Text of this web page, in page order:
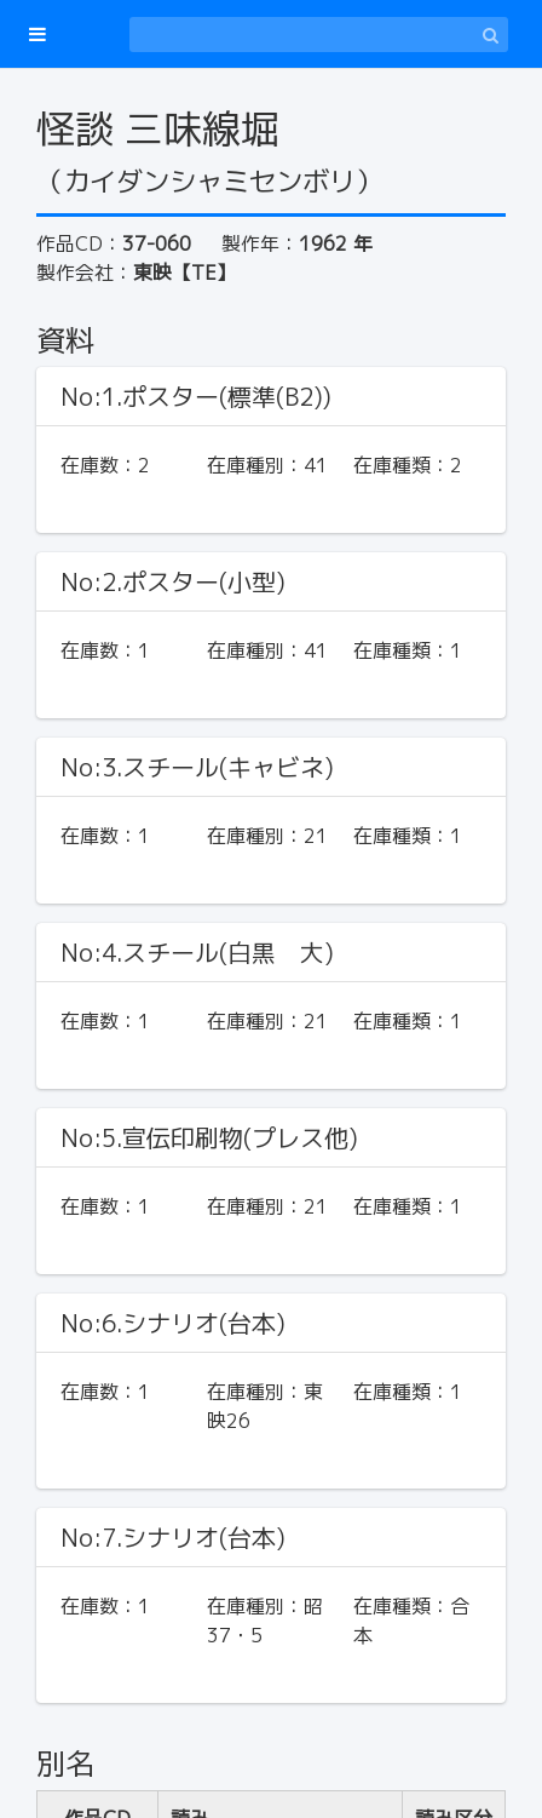
怪談 三味線堀
（カイダンシャミセンボリ）
作品CD： 37-060 製作年： 1962 年
製作会社： 東映【TE】
資料
No:1.ポスター(標準(B2))
在庫数： 2 在庫種別： 41 在庫種類： 2
No:2.ポスター(小型)
在庫数： 1 在庫種別： 41 在庫種類： 1
No:3.スチール(キャビネ)
在庫数： 1 在庫種別： 21 在庫種類： 1
No:4.スチール(白黒 大)
在庫数： 1 在庫種別： 21 在庫種類： 1
No:5.宣伝印刷物(プレス他)
在庫数： 1 在庫種別： 21 在庫種類： 1
No:6.シナリオ(台本)
在庫数： 1 在庫種別： 東
映26
在庫種類： 1
No:7.シナリオ(台本)
在庫数： 1 在庫種別： 昭
37・5
在庫種類： 合
本
別名